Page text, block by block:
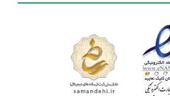
تجهیزات پزشکی